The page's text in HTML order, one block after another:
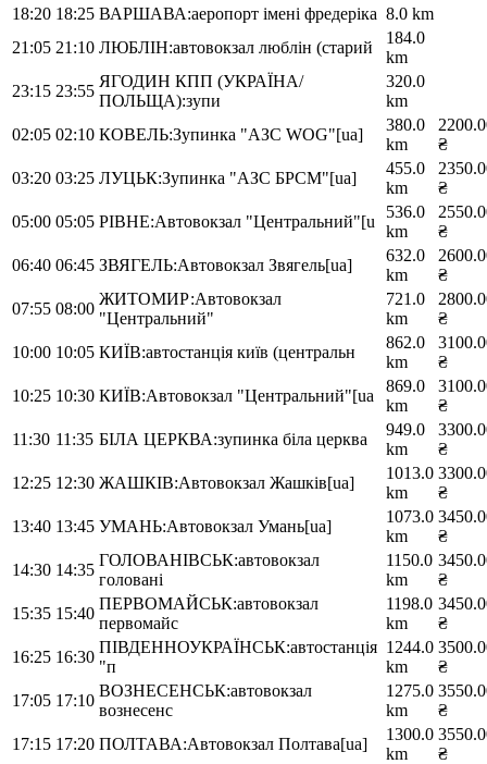
18:20 18:25 ВАРШАВА:аеропорт імені фредеріка 8.0 km
21:05 21:10 ЛЮБЛІН:автовокзал люблін (старий
184.0
km
23:15 23:55
ЯГОДИН КПП (УКРАЇНА/
ПОЛЬЩА):зупи
320.0
km
02:05 02:10 КОВЕЛЬ:Зупинка "АЗС WOG"[ua]
380.0
km
₴
03:20 03:25 ЛУЦЬК:Зупинка "АЗС БРСМ"[ua]
455.0
km
₴
05:00 05:05 РІВНЕ:Автовокзал "Центральний"[u
536.0
km
₴
06:40 06:45 ЗВЯГЕЛЬ:Автовокзал Звягель[ua]
632.0
km
₴
07:55 08:00
ЖИТОМИР:Автовокзал
"Центральний"
721.0
km
₴
10:00 10:05 КИЇВ:автостанція київ (центральн
862.0
km
₴
10:25 10:30 КИЇВ:Автовокзал "Центральний"[ua
869.0
km
₴
11:30 11:35 БІЛА ЦЕРКВА:зупинка біла церква
949.0
km
₴
12:25 12:30 ЖАШКІВ:Автовокзал Жашків[ua]
1013.0
km
₴
13:40 13:45 УМАНЬ:Автовокзал Умань[ua]
1073.0
km
₴
14:30 14:35
ГОЛОВАНІВСЬК:автовокзал
головані
1150.0
km
₴
15:35 15:40
ПЕРВОМАЙСЬК:автовокзал
первомайс
1198.0
km
₴
16:25 16:30
ПІВДЕННОУКРАЇНСЬК:автостанція
"п
1244.0
km
₴
17:05 17:10
ВОЗНЕСЕНСЬК:автовокзал
вознесенс
1275.0
km
₴
17:15 17:20 ПОЛТАВА:Автовокзал Полтава[ua]
1300.0
km
₴